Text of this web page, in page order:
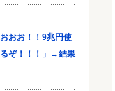
おお！！9兆円使
ぞ！！！」→結果